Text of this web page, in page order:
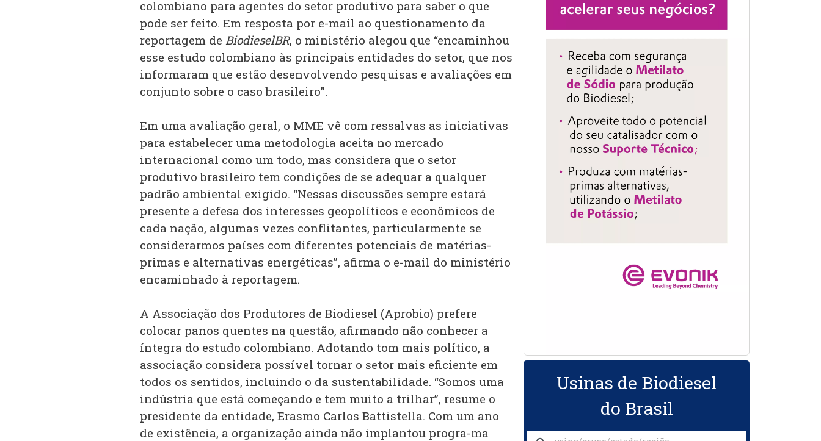
colombiano para agentes do setor produtivo para saber o que
pode ser feito. Em resposta por e-mail ao questionamento da
reportagem de BiodieselBR, o ministério alegou que “encaminhou
esse estudo colombiano às principais entidades do setor, que nos
informaram que estão desenvolvendo pesquisas e avaliações em
conjunto sobre o caso brasileiro”.
Em uma avaliação geral, o MME vê com ressalvas as iniciativas
para estabelecer uma metodologia aceita no mercado
internacional como um todo, mas considera que o setor
produtivo brasileiro tem condições de se adequar a qualquer
padrão ambiental exigido. “Nessas discussões sempre estará
presente a defesa dos interesses geopolíticos e econômicos de
cada nação, algumas vezes conflitantes, particularmente se
considerarmos países com diferentes potenciais de matérias-
primas e alternativas energéticas”, afirma o e-mail do ministério
encaminhado à reportagem.
A Associação dos Produtores de Biodiesel (Aprobio) prefere
colocar panos quentes na questão, afirmando não conhecer a
íntegra do estudo colombiano. Adotando tom mais político, a
associação considera possível tornar o setor mais eficiente em
todos os sentidos, incluindo o da sustentabilidade. “Somos uma
indústria que está começando e tem muito a trilhar”, resume o
presidente da entidade, Erasmo Carlos Battistella. Com um ano
de existência, a organização ainda não implantou progra-ma
Usinas de Biodiesel
do Brasil